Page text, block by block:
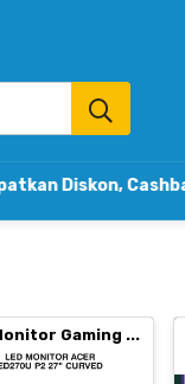
Cashback &
Gaming ...